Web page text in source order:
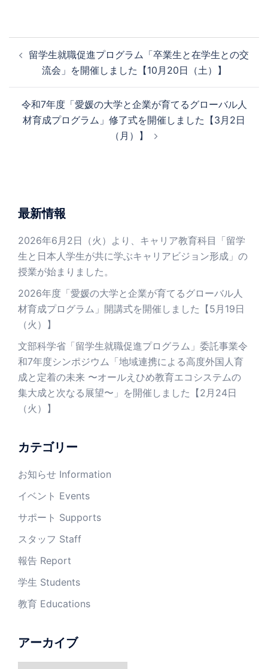
稿
ゲ
留学生就職促進プログラム「卒業生と在学生との交
流会」を開催しました【10月20日（土）】
令和7年度「愛媛の大学と企業が育てるグローバル人
材育成プログラム」修了式を開催しました【3月2日
（月）】
最新情報
2026年6月2日（火）より、キャリア教育科目「留学
生と日本人学生が共に学ぶキャリアビジョン形成」の
授業が始まりました。
2026年度「愛媛の大学と企業が育てるグローバル人
材育成プログラム」開講式を開催しました【5月19日
（火）】
文部科学省「留学生就職促進プログラム」委託事業令
和7年度シンポジウム「地域連携による高度外国人育
成と定着の未来 〜オールえひめ教育エコシステムの
集大成と次なる展望〜」を開催しました【2月24日
（火）】
カテゴリー
お知らせ Information
イベント Events
サポート Supports
スタッフ Staff
報告 Report
学生 Students
教育 Educations
アーカイブ